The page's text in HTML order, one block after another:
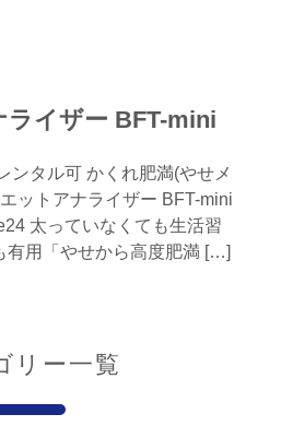
イザー BFT-mini
ンタル可 かくれ肥満(やせメ
ットアナライザー BFT-mini
太っていなくても生活習
有用「やせから高度肥満 […]
リー一覧